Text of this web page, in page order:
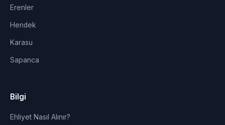
Erenler
Hendek
Karasu
Sapanca
Bilgi
Ehliyet Nasıl Alınır?